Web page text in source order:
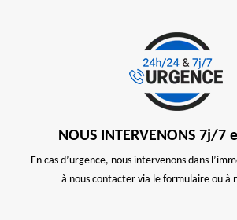
NOUS INTERVENONS 7j/7
En cas d’urgence, nous intervenons dans
à nous contacter via le formulaire ou à